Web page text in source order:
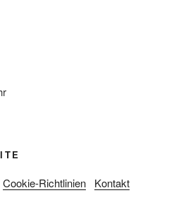
Cookie-Richtlinien Kontakt